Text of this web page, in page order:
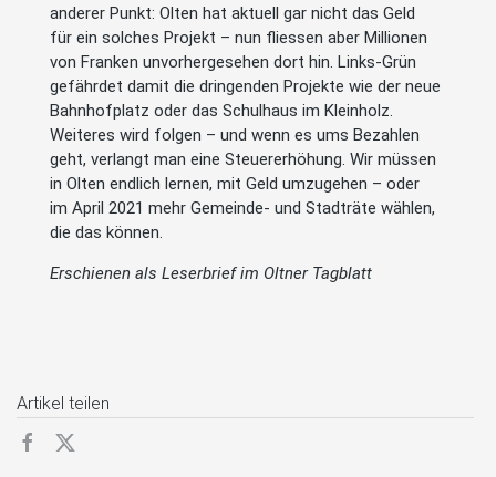
anderer Punkt: Olten hat aktuell gar nicht das Geld
für ein solches Projekt – nun fliessen aber Millionen
von Franken unvorhergesehen dort hin. Links-Grün
gefährdet damit die dringenden Projekte wie der neue
Bahnhofplatz oder das Schulhaus im Kleinholz.
Weiteres wird folgen – und wenn es ums Bezahlen
geht, verlangt man eine Steuererhöhung. Wir müssen
in Olten endlich lernen, mit Geld umzugehen – oder
im April 2021 mehr Gemeinde- und Stadträte wählen,
die das können.
Erschienen als Leserbrief im Oltner Tagblatt
Artikel teilen